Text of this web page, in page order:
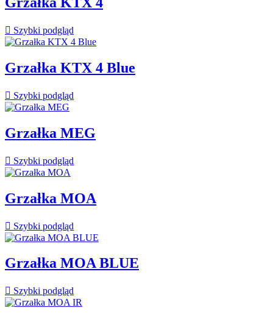
 Szybki podgląd
Grzałka KTX 4 Blue
 Szybki podgląd
Grzałka MEG
 Szybki podgląd
Grzałka MOA
 Szybki podgląd
Grzałka MOA BLUE
 Szybki podgląd